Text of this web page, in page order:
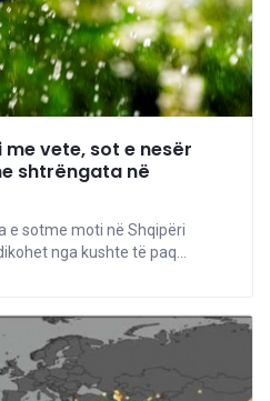
vete, sot e nesër
shtrëngata në
e sotme moti në Shqipëri
nga kushte të paq...